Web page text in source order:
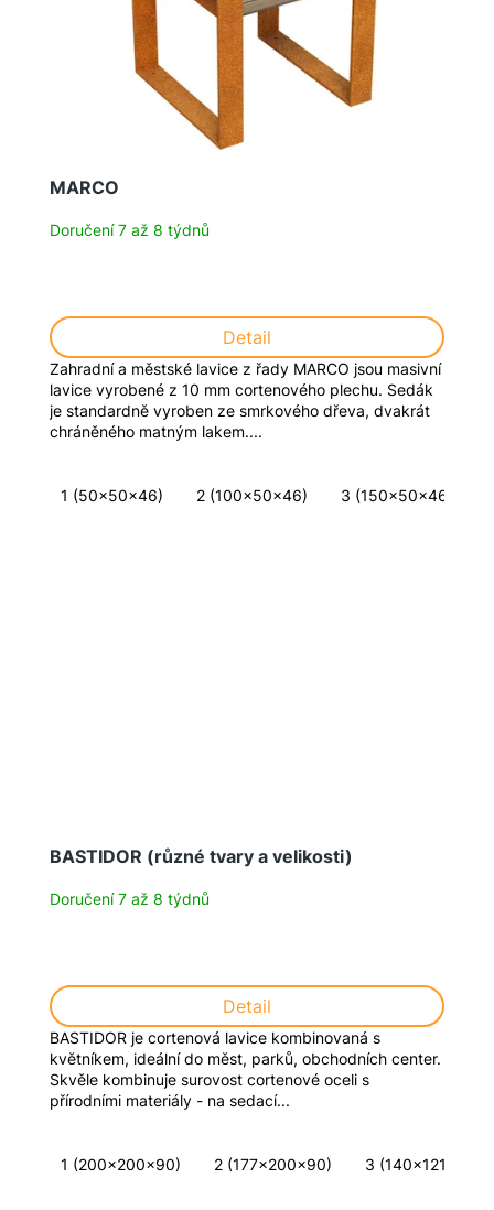
MARCO
Doručení 7 až 8 týdnů
Detail
Zahradní a městské lavice z řady MARCO jsou masivní
lavice vyrobené z 10 mm cortenového plechu. Sedák
je standardně vyroben ze smrkového dřeva, dvakrát
chráněného matným lakem....
1 (50x50x46) 2 (100x50x46) 3 (150x50x46)
BASTIDOR (různé tvary a velikosti)
Doručení 7 až 8 týdnů
Detail
BASTIDOR je cortenová lavice kombinovaná s
květníkem, ideální do měst, parků, obchodních center.
Skvěle kombinuje surovost cortenové oceli s
přírodními materiály - na sedací...
1 (200x200x90) 2 (177x200x90) 3 (140x121x45)